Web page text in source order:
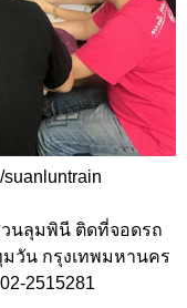
นลุมพินี ติดที่จอดรถ
วัน กรุงเทพมหานคร
2515281